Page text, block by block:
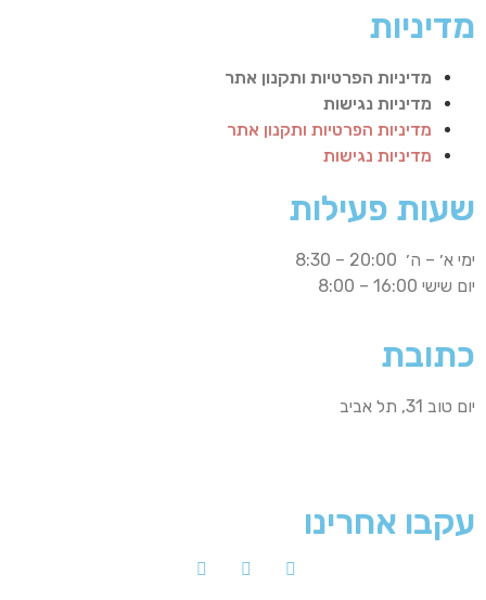
מדיניות
מדיניות הפרטיות ותקנון אתר
מדיניות נגישות
מדיניות הפרטיות ותקנון אתר
מדיניות נגישות
שעות פעילות
ימי א׳ – ה׳ 20:00 – 8:30
יום שישי 16:00 – 8:00
כתובת
יום טוב 31, תל אביב
עקבו אחרינו